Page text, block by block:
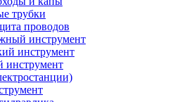
трубки
проводов
инструмент
инструмент
инструмент